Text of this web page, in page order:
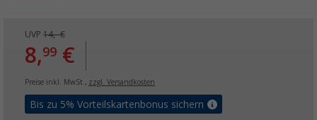
UVP 14,- €
8,99 €
Preise inkl. MwSt., zzgl. Versandkosten
Bis zu 5% Vorteilskartenbonus sichern